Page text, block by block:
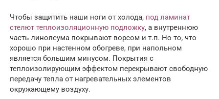
Чтобы защитить наши ноги от холода, под ламинат
стелют теплоизоляционную подложку, а внутреннюю
часть линолеума покрывают ворсом и т.п. Но то, что
хорошо при настенном обогреве, при напольном
является большим минусом. Покрытия с
теплоизолирующим эффектом перекрывают свободную
передачу тепла от нагревательных элементов
окружающему воздуху.